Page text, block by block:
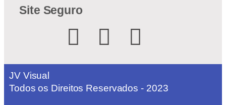
Site Seguro
JV Visual
Todos os Direitos Reservados - 2023